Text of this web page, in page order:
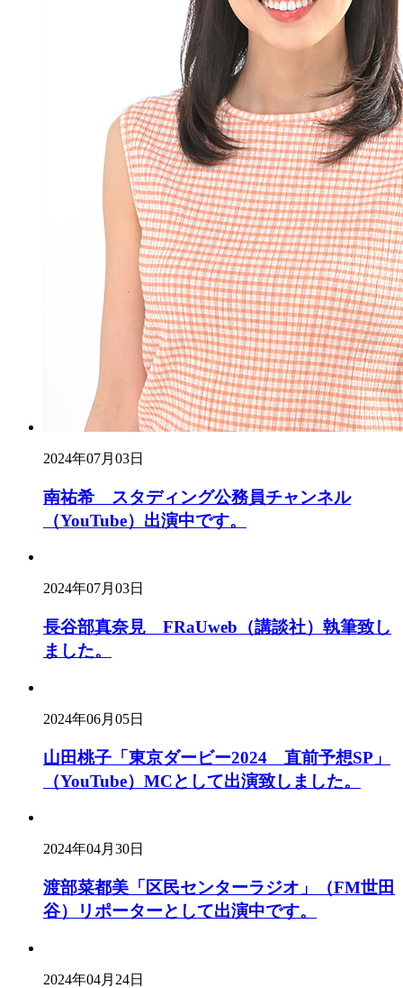
2024年07月03日
南祐希 スタディング公務員チャンネル
（YouTube）出演中です。
2024年07月03日
長谷部真奈見 FRaUweb（講談社）執筆致し
ました。
2024年06月05日
山田桃子「東京ダービー2024 直前予想SP」
（YouTube）MCとして出演致しました。
2024年04月30日
渡部菜都美「区民センターラジオ」（FM世田
谷）リポーターとして出演中です。
2024年04月24日